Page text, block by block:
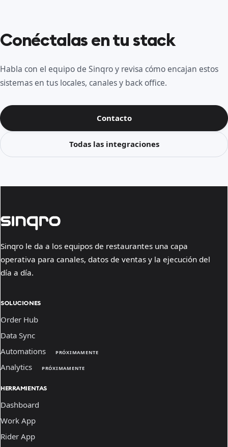
Conéctalas en tu stack
Habla con el equipo de Sinqro y revisa cómo encajan estos
sistemas en tus locales, canales y back office.
Contacto
Todas las integraciones
Sinqro le da a los equipos de restaurantes una capa
operativa para canales, datos de ventas y la ejecución del
día a día.
SOLUCIONES
Order Hub
Data Sync
Automations
PRÓXIMAMENTE
Analytics PRÓXIMAMENTE
HERRAMIENTAS
Dashboard
Work App
Rider App